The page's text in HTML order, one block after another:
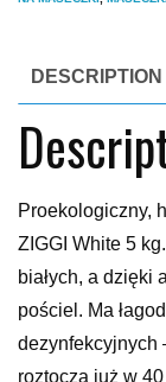
DESCRIPTION
Proekologiczny,
ZIGGI White 5
białych, a dzięki
pościel. Ma
dezynfekcyjnych
roztocza już w